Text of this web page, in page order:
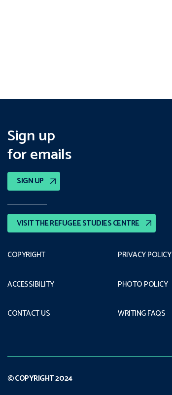
Sign up
for emails
SIGN UP
VISIT THE REFUGEE STUDIES CENTRE
COPYRIGHT
ACCESSIBILITY
CONTACT US
PRIVACY POLICY
PHOTO POLICY
WRITING FAQS
© COPYRIGHT 2024